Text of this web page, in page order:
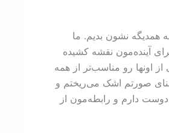
همدیگه نشون بدیم. ما
آینده‌مون نقشه کشیده
اونها رو مناسب‌تر از همه
صورتم اشک می‌ریختم و
دارم و رابطه‌مون از